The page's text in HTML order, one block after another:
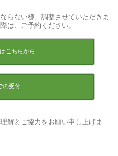
らない様、調整させていただきま
は、ご予約ください。
こちらから
の受付
解とご協力をお願い申し上げま